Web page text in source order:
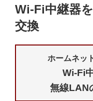
稿
日:
Wi-Fi中継器
交換
ホームネッ
Wi-Fi
無線LAN